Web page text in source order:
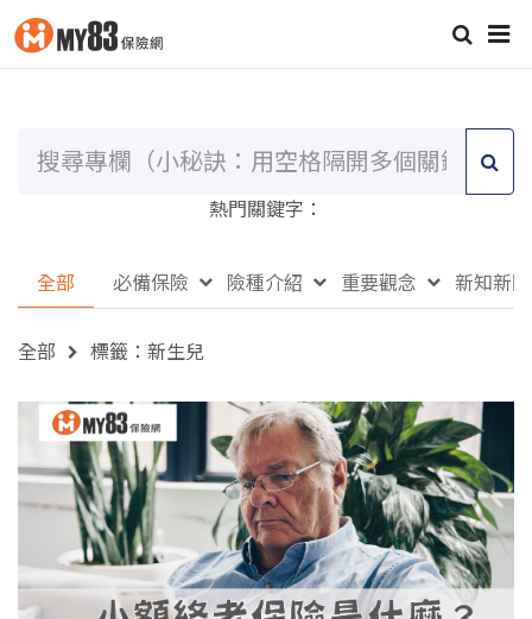
熱門關鍵字：
全部 必備保險 險種介紹 重要觀念 新知新聞
全部 標籤：新生兒